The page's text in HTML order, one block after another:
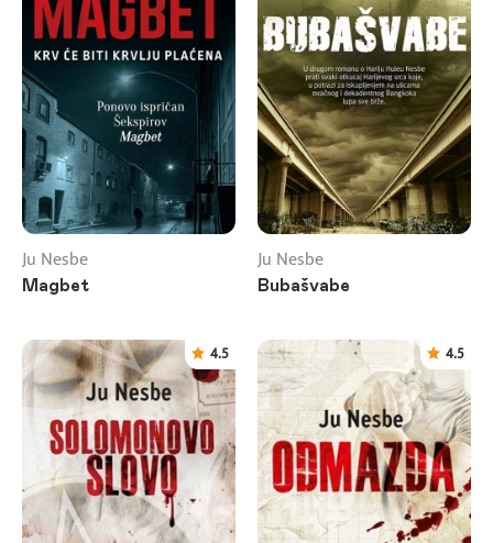
Ju Nesbe
Magbet
Ju Nesbe
Bubašvabe
4.5 4.5